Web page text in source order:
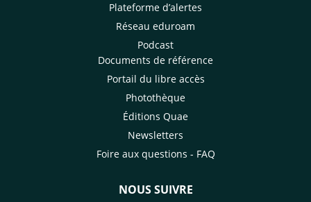
Plateforme d’alertes
Réseau eduroam
Podcast
Documents de référence
Portail du libre accès
Photothèque
Éditions Quae
Newsletters
Foire aux questions - FAQ
NOUS SUIVRE